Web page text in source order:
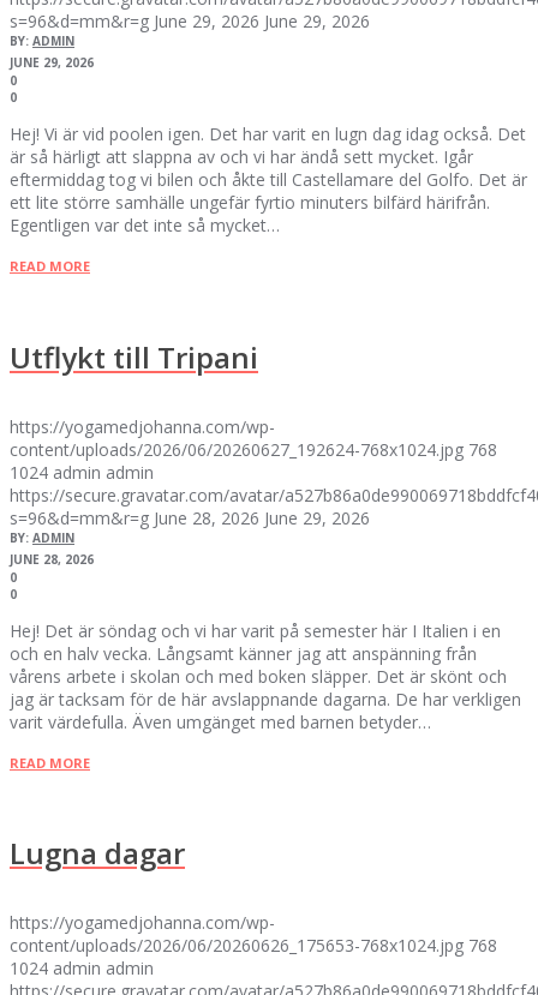
s=96&d=mm&r=g June 29, 2026 June 29, 2026
BY: ADMIN
JUNE 29, 2026
0
0
Hej! Vi är vid poolen igen. Det har varit en lugn dag idag också. Det
är så härligt att slappna av och vi har ändå sett mycket. Igår
eftermiddag tog vi bilen och åkte till Castellamare del Golfo. Det är
ett lite större samhälle ungefär fyrtio minuters bilfärd härifrån.
Egentligen var det inte så mycket…
READ MORE
Utflykt till Tripani
https://yogamedjohanna.com/wp-
content/uploads/2026/06/20260627_192624-768x1024.jpg 768
1024 admin admin
https://secure.gravatar.com/avatar/
s=96&d=mm&r=g June 28, 2026 June 29, 2026
BY: ADMIN
JUNE 28, 2026
0
0
Hej! Det är söndag och vi har varit på semester här I Italien i en
och en halv vecka. Långsamt känner jag att anspänning från
vårens arbete i skolan och med boken släpper. Det är skönt och
jag är tacksam för de här avslappnande dagarna. De har verkligen
varit värdefulla. Även umgänget med barnen betyder…
READ MORE
Lugna dagar
https://yogamedjohanna.com/wp-
content/uploads/2026/06/20260626_175653-768x1024.jpg 768
1024 admin admin